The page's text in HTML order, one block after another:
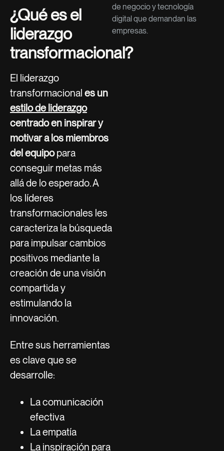
¿Qué es el
liderazgo
transformacional?
El liderazgo
transformacional es un
estilo de liderazgo
centrado en inspirar y
motivar a los miembros
del equipopara
conseguir metas más
allá de lo esperado. A
los líderes
transformacionales les
caracteriza la búsqueda
para impulsar cambios
positivos mediante la
creación de una visión
compartida y
estimulando la
innovación.
Entre sus herramientas
es clave que se
desarrolle:
La comunicación
efectiva
La empatía
La inspiración para
de negocio y tecnología
digital que demandan las
empresas.